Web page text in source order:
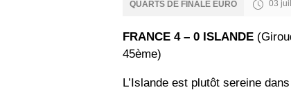
QUARTS DE FINALE EURO 03
FRANCE 4 – 0 ISLANDE
45ème)
L’Islande est plutôt sereine